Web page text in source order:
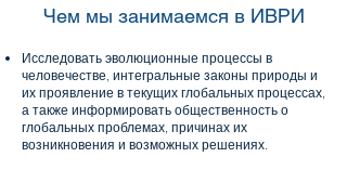
Чем мы занимаемся в ИВРИ
Исследовать эволюционные процессы в
человечестве, интегральные законы природы и
их проявление в текущих глобальных процессах,
а также информировать общественность о
глобальных проблемах, причинах их
возникновения и возможных решениях.